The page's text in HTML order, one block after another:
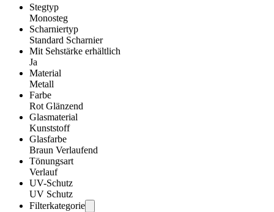
Stegtyp
Monosteg
Scharniertyp
Standard Scharnier
Mit Sehstärke erhältlich
Ja
Material
Metall
Farbe
Rot Glänzend
Glasmaterial
Kunststoff
Glasfarbe
Braun Verlaufend
Tönungsart
Verlauf
UV-Schutz
UV Schutz
Filterkategorie